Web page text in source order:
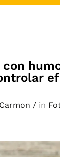
con
/in